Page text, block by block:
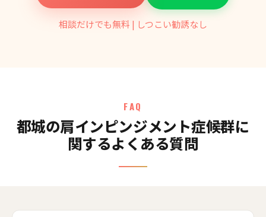
相談だけでも無料 | しつこい勧誘なし
FAQ
都城の肩インピンジメント症候群に
関するよくある質問